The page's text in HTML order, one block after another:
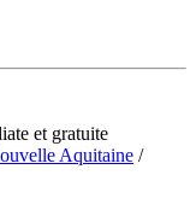
et gratuite
Aquitaine /